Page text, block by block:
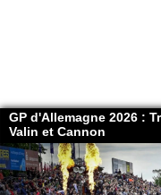
GP d'Allemagne 2026 :
Valin et Cannon